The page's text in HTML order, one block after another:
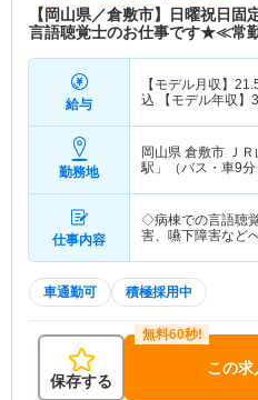
【岡山県／倉敷市】日曜祝日
言語聴覚士のお仕事です★≪常
給与
【モデル月収】
込 【モデル年収】
勤務地
岡山県 倉敷市 Ｊ
駅」（バス・車9分
仕事内容
◇病棟での言語聴
害、嚥下障害など
車通勤可 積極採用中
保存する
この求